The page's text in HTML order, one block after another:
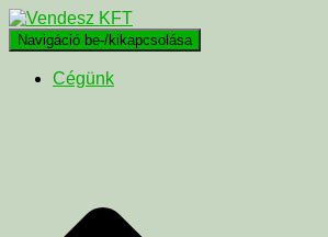
Navigáció be-/kikapcsolása
Cégünk